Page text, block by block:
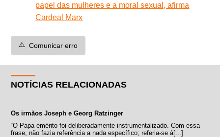
papel das mulheres e a moral sexual, afirma
Cardeal Marx
⚠️ Comunicar erro
NOTÍCIAS RELACIONADAS
Os irmãos Joseph e Georg Ratzinger
“O Papa emérito foi deliberadamente instrumentalizado. Com essa
frase, não fazia referência a nada específico; referia-se à[...]